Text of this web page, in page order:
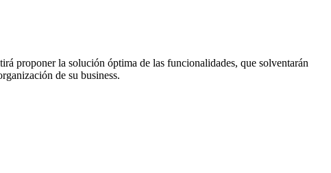
proponer la solución óptima de las funcionalidades, que solventarán
de su business.